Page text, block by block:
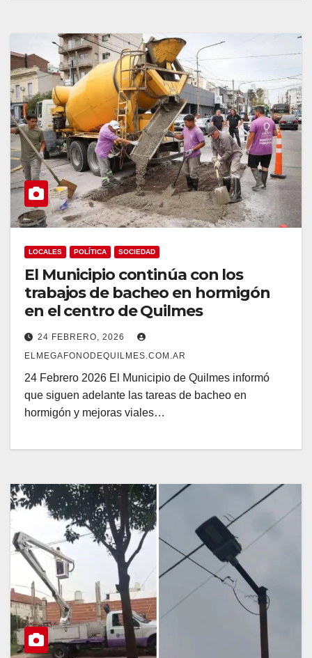
LOCALES POLÍTICA SOCIEDAD
El Municipio continúa con los
trabajos de bacheo en hormigón
en el centro de Quilmes
24 FEBRERO, 2026
ELMEGAFONODEQUILMES.COM.AR
24 Febrero 2026 El Municipio de Quilmes informó
que siguen adelante las tareas de bacheo en
hormigón y mejoras viales…